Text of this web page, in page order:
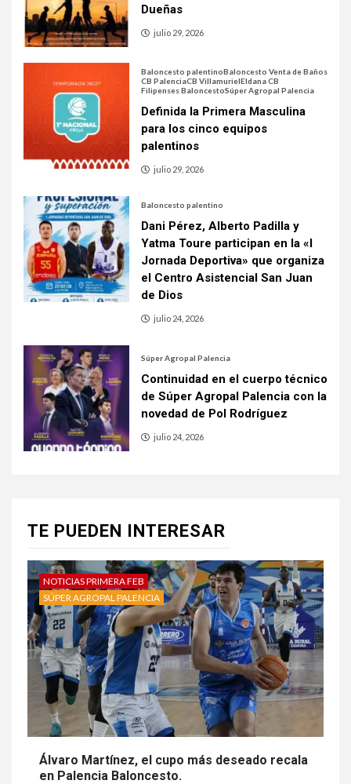
Dueñas
julio 29, 2026
Baloncesto palentinoBaloncesto Venta de Baños
CB PalenciaCB VillamurielEldana CB
Filipenses BaloncestoSúper Agropal Palencia
Definida la Primera Masculina
para los cinco equipos
palentinos
julio 29, 2026
Baloncesto palentino
Dani Pérez, Alberto Padilla y
Yatma Toure participan en la «I
Jornada Deportiva» que organiza
el Centro Asistencial San Juan
de Dios
julio 24, 2026
Súper Agropal Palencia
Continuidad en el cuerpo técnico
de Súper Agropal Palencia con la
novedad de Pol Rodríguez
julio 24, 2026
TE PUEDEN INTERESAR
NOTICIAS PRIMERA FEB
SÚPER AGROPAL PALENCIA
Álvaro Martínez, el cupo más deseado recala
en Palencia Baloncesto.